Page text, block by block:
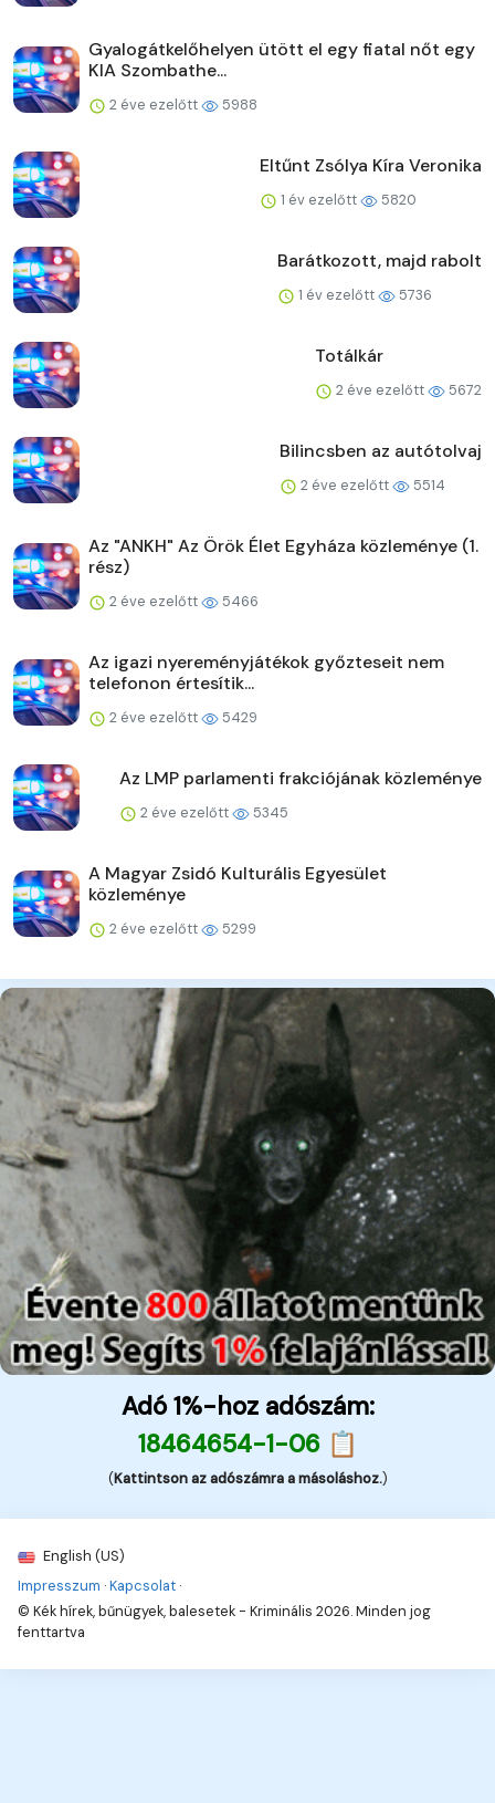
Gyalogátkelőhelyen ütött el egy fiatal nőt egy
KIA Szombathe...
2 éve ezelőtt 5988
Eltűnt Zsólya Kíra Veronika
1 év ezelőtt 5820
Barátkozott, majd rabolt
1 év ezelőtt 5736
Totálkár
2 éve ezelőtt 5672
Bilincsben az autótolvaj
2 éve ezelőtt 5514
Az "ANKH" Az Örök Élet Egyháza közleménye (1.
rész)
2 éve ezelőtt 5466
Az igazi nyereményjátékok győzteseit nem
telefonon értesítik...
2 éve ezelőtt 5429
Az LMP parlamenti frakciójának közleménye
2 éve ezelőtt 5345
A Magyar Zsidó Kulturális Egyesület
közleménye
2 éve ezelőtt 5299
Adó 1%-hoz adószám:
18464654-1-06 📋
(Kattintson az adószámra a másoláshoz.)
English (US)
Impresszum ·Kapcsolat ·
© Kék hírek, bűnügyek, balesetek - Kriminális 2026. Minden jog
fenttartva